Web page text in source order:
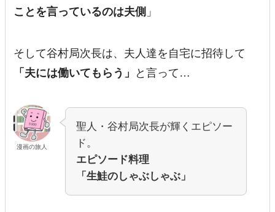
ことを言っているのは夫側 」
そして谷村局次長は、夫人達を自宅に招待して
「夫には働いてもらう」
と言って…
漫画の旅人
聖人・谷村局次長が輝くエピソー
ド。
エピソード料理
「生鮭のしゃぶしゃぶ」